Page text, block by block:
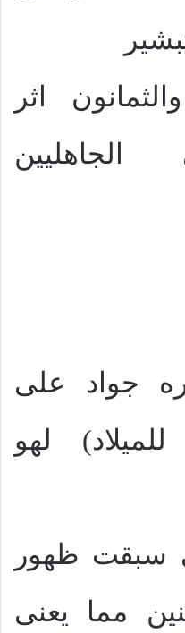
اثر
الجاهليين
جواد على
و”640” للميلاد) لهو
سبقت ظهور
مما يعنى